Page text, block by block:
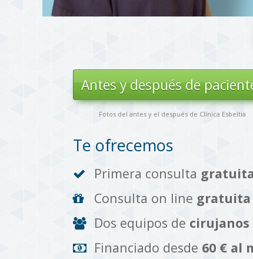
Antes y después de
Fotos del antes y el después de Clínica Esbeltia
Te ofrecemos
Primera consulta
Consulta on line gratuita
Dos equipos de cirujanos
Financiado desde 60 € al